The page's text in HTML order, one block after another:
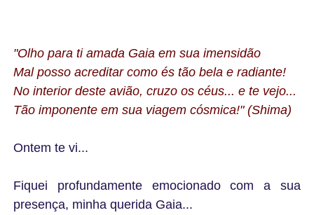
"Olho para ti amada Gaia em sua imensidão
Mal posso acreditar como és tão bela e radiante!
No interior deste avião, cruzo os céus... e te vejo...
Tão imponente em sua viagem cósmica!" (Shima)
Ontem te vi...
Fiquei profundamente emocionado com a sua
presença, minha querida Gaia...